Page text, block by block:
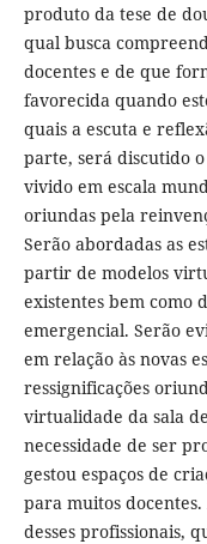
produto da tese de
qual busca
docentes e de que
favorecida quando
quais a escuta e
parte, será discutido
vivido em escala
oriundas pela
Serão abordadas as
partir de modelos
existentes bem como
emergencial. Serão
em relação às novas
ressignificações
virtualidade da sala
necessidade de ser
gestou espaços de
para muitos
desses profissionais,